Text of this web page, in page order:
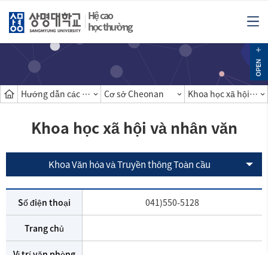
Hệ cao
học thường
Hướng dẫn các khoa Cơ sở Cheonan Khoa học xã hội và nhân văn
Khoa học xã hội và nhân văn
Khoa Văn hóa và Truyền thông Toàn cầu
Số điện thoại 041)550-5128
Trang chủ